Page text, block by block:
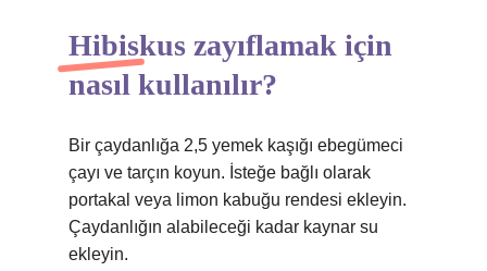
Hibiskus zayıflamak için
nasıl kullanılır?
Bir çaydanlığa 2,5 yemek kaşığı ebegümeci
çayı ve tarçın koyun. İsteğe bağlı olarak
portakal veya limon kabuğu rendesi ekleyin.
Çaydanlığın alabileceği kadar kaynar su
ekleyin.